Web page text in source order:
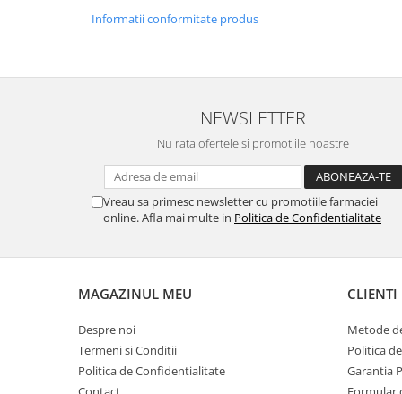
Informatii conformitate produs
NEWSLETTER
Nu rata ofertele si promotiile noastre
Vreau sa primesc newsletter cu promotiile farmaciei
online. Afla mai multe in Politica de Confidentialitate
MAGAZINUL MEU
Despre noi
Termeni si Conditii
Politica de Confidentialitate
CLIENTI
Metode
Politica
Garantia